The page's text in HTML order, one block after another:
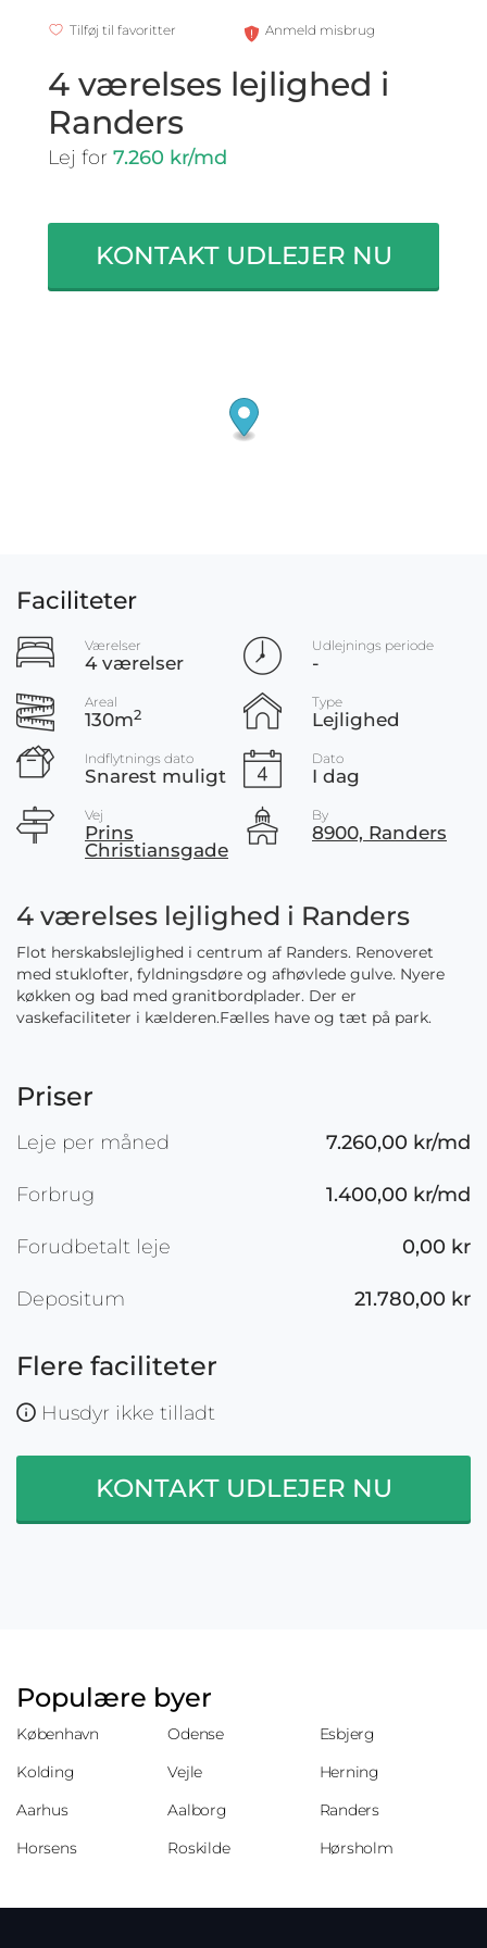
Tilføj til favoritter Anmeld misbrug
4 værelses lejlighed i
Randers
Lej for 7.260 kr/md
KONTAKT UDLEJER NU
Faciliteter
Værelser
4 værelser
Udlejnings periode
-
Areal
130m2
Type
Lejlighed
Indflytnings dato
Snarest muligt
Dato
I dag
Vej
Prins
Christiansgade
By
8900, Randers
4 værelses lejlighed i Randers
Flot herskabslejlighed i centrum af Randers. Renoveret
med stuklofter, fyldningsdøre og afhøvlede gulve. Nyere
køkken og bad med granitbordplader. Der er
vaskefaciliteter i kælderen.Fælles have og tæt på park.
Priser
Leje per måned 7.260,00 kr/md
Forbrug 1.400,00 kr/md
Forudbetalt leje 0,00 kr
Depositum 21.780,00 kr
Flere faciliteter
Husdyr ikke tilladt
KONTAKT UDLEJER NU
Populære byer
København Odense
Esbjerg
Kolding
Vejle
Herning
Aarhus
Aalborg
Randers
Horsens
Roskilde Hørsholm